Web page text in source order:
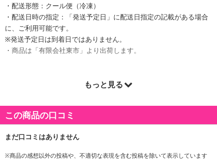
・配送形態：クール便（冷凍）
・配送日時の指定：「発送予定日」に配送日指定の記載がある場合
に、ご利用可能です。
※発送予定日は到着日ではありません。
・商品は「有限会社東市」より出荷します。
国際味覚審査機構TQiにおいて、優秀味覚賞を受賞！
職人技が今に生きる辛子明太子。本物がもつ美味しさです。
もっと見る
この商品の口コミ
※商品の感想以外の投稿や、不適切な表現を含む投稿を除いて表示しています